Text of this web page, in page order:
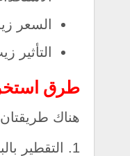
السعر
طرق
هناك
1. التقطير